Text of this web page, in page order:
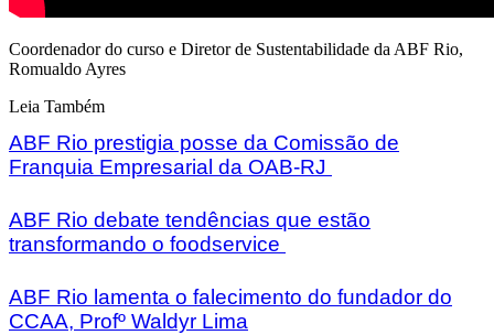
Coordenador do curso e Diretor de Sustentabilidade da ABF Rio,
Romualdo Ayres
Leia Também
ABF Rio prestigia posse da Comissão de
Franquia Empresarial da OAB-RJ
ABF Rio debate tendências que estão
transformando o foodservice
ABF Rio lamenta o falecimento do fundador do
CCAA, Profº Waldyr Lima